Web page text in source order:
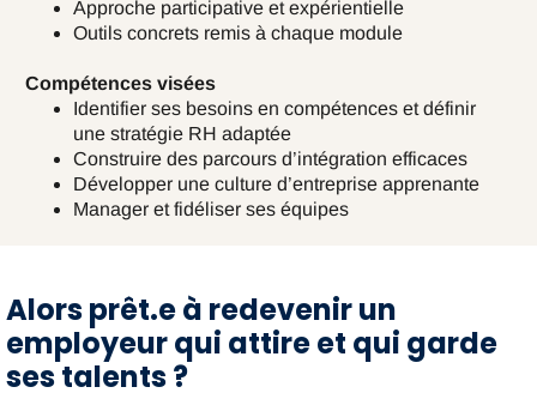
Approche participative et expérientielle
Outils concrets remis à chaque module
Compétences visées
Identifier ses besoins en compétences et définir
une stratégie RH adaptée
Construire des parcours d’intégration efficaces
Développer une culture d’entreprise apprenante
Manager et fidéliser ses équipes
Alors prêt.e à redevenir un
employeur qui attire et qui garde
ses talents ?